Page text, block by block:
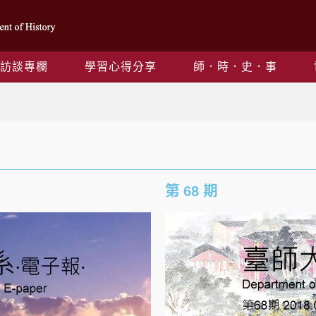
談專欄 學習心得分享 師．時．史．事
第 68 期